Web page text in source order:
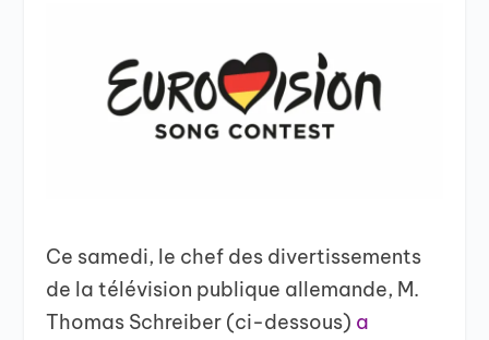
Ce samedi, le chef des divertissements
de la télévision publique allemande, M.
Thomas Schreiber (ci-dessous) a